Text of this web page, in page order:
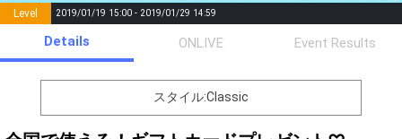
Level 2019/01/19 15:00 - 2019/01/29 14:59
Points List of Goal
number of
positions
Rema
Event Begins!
オリジナルアバター制作権獲
得！
Details ONLIVE Event Results
スタイル:Classic